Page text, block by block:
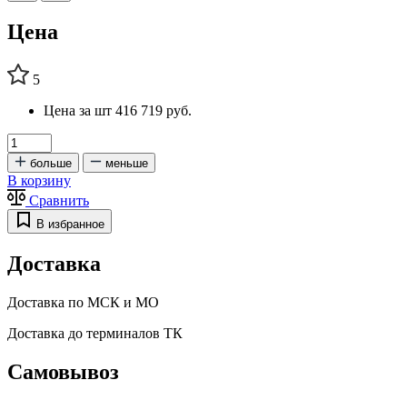
Цена
5
Цена за шт 416 719 руб.
больше меньше
В корзину
Сравнить
В избранное
Доставка
Доставка по МСК и МО
Доставка до терминалов ТК
Самовывоз